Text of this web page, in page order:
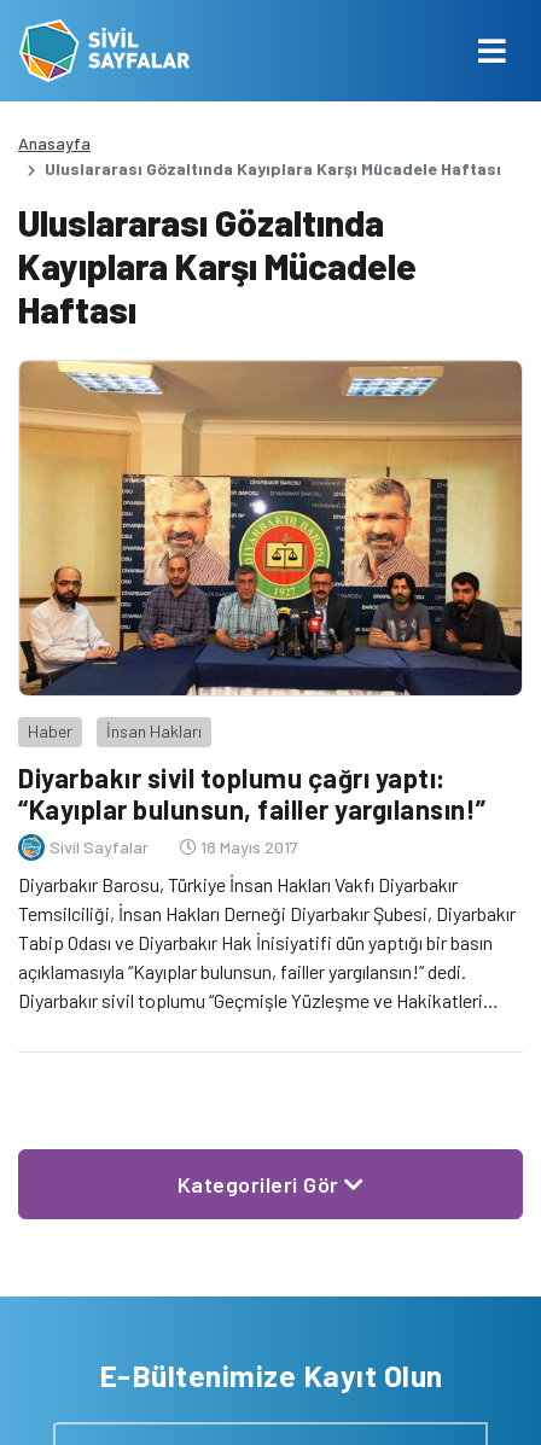
Anasayfa
Uluslararası Gözaltında Kayıplara Karşı Mücadele Haftası
Uluslararası Gözaltında
Kayıplara Karşı Mücadele
Haftası
Haber İnsan Hakları
Diyarbakır sivil toplumu çağrı yaptı:
“Kayıplar bulunsun, failler yargılansın!”
Sivil Sayfalar 18 Mayıs 2017
Diyarbakır Barosu, Türkiye İnsan Hakları Vakfı Diyarbakır
Temsilciliği, İnsan Hakları Derneği Diyarbakır Şubesi, Diyarbakır
Tabip Odası ve Diyarbakır Hak İnisiyatifi dün yaptığı bir basın
açıklamasıyla “Kayıplar bulunsun, failler yargılansın!” dedi.
Diyarbakır sivil toplumu “Geçmişle Yüzleşme ve Hakikatleri
savunucusu bu kuruluşların Uluslararası Gözaltında Kayıplara
Kategorileri Gör
E-Bültenimize Kayıt Olun